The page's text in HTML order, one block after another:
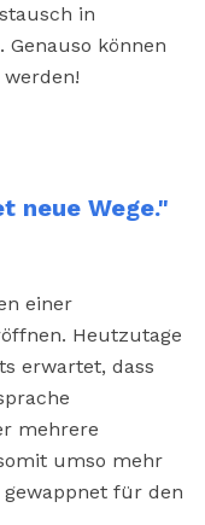
in
Genauso können
neue Wege."
einer
Heutzutage
erwartet, dass
mehrere
umso mehr
für den